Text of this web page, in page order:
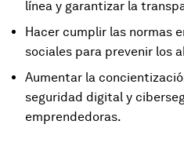
línea y garantizar la
Hacer cumplir las normas
sociales para prevenir los
Aumentar la
seguridad digital y
emprendedoras.